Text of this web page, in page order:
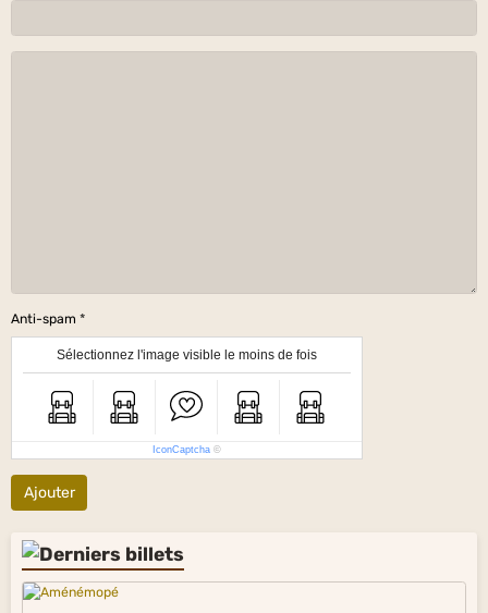
Anti-spam
Sélectionnez l'image visible le moins de fois
IconCaptcha ©
Ajouter